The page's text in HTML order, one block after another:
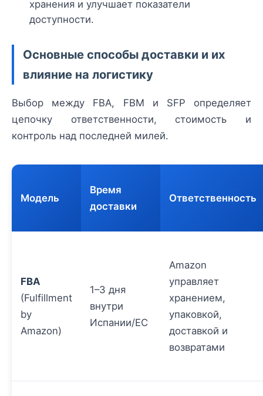
хранения и улучшает показатели
доступности.
Основные способы доставки и их
влияние на логистику
Выбор между FBA, FBM и SFP определяет
цепочку ответственности, стоимость и
контроль над последней милей.
Модель
Время
доставки
Ответственность
FBA
(Fulfillment
by
Amazon)
1–3 дня
внутри
Испании/ЕС
Amazon
управляет
хранением,
упаковкой,
доставкой и
возвратами